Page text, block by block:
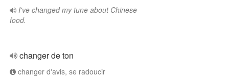
I've changed my tune about Chinese
food.
changer de ton
changer d'avis, se radoucir